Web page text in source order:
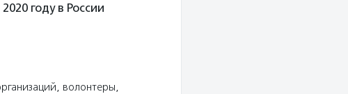
году в России
волонтеры,